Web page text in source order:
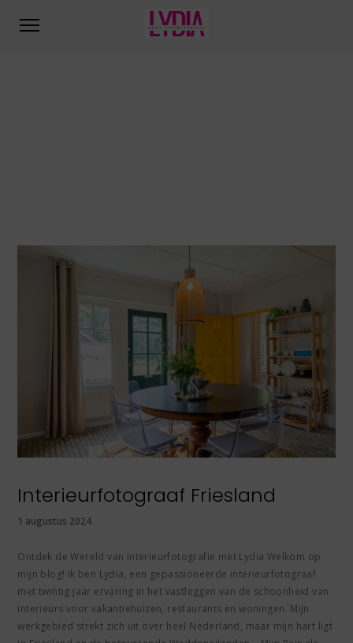
Interieurfotograaf Friesland
1 augustus 2024
Ontdek de Wereld van Interieurfotografie met Lydia Welkom op
mijn blog! Ik ben Lydia, een gepassioneerde interieurfotograaf
met twintig jaar ervaring in het vastleggen van de schoonheid van
interieurs voor vakantiehuizen, restaurants en woningen. Mijn
werkgebied strekt zich uit over heel Nederland, maar mijn hart ligt